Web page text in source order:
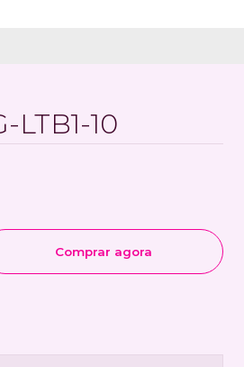
LTB1-10
Comprar agora